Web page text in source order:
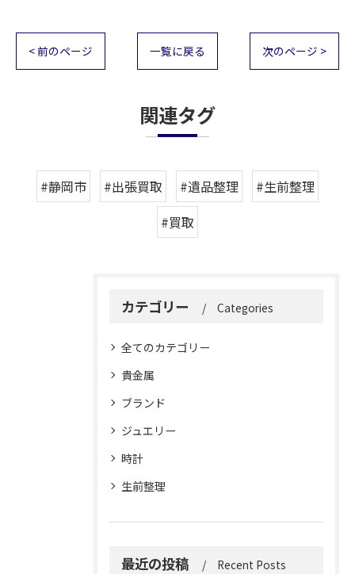
< 前のページ 一覧に戻る 次のページ >
関連タグ
#静岡市 #出張買取 #遺品整理
#生前整理
#買取
カテゴリー Categories
全てのカテゴリー
貴金属
ブランド
ジュエリー
時計
生前整理
最近の投稿 Recent Posts